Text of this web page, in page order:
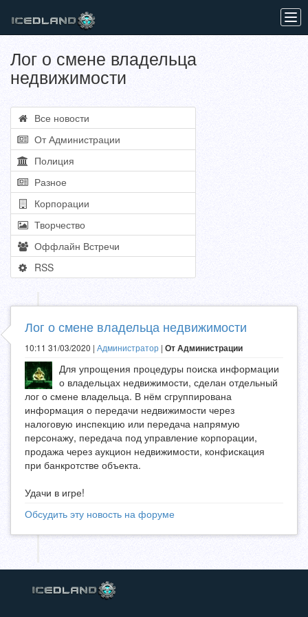
Лог о смене владельца
недвижимости
Все новости
От Администрации
Полиция
Разное
Корпорации
Творчество
Оффлайн Встречи
RSS
Лог о смене владельца недвижимости
10:11 31/03/2020 | Администратор | От Администрации
Для упрощения процедуры поиска информации
о владельцах недвижимости, сделан отдельный
лог о смене владельца. В нём сгруппирована
информация о передачи недвижимости через
налоговую инспекцию или передача напрямую
персонажу, передача под управление корпорации,
продажа через аукцион недвижимости, конфискация
при банкротстве объекта.
Удачи в игре!
Обсудить эту новость на форуме